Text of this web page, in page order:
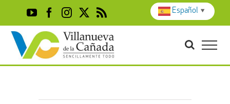
content
YouTubeFacebook
Instagram
X Rss
Español ▼